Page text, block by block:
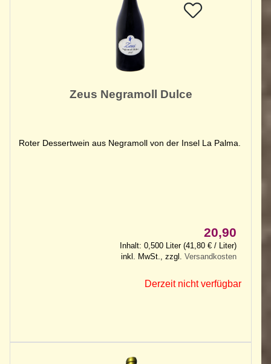
Zeus Negramoll Dulce
Roter Dessertwein aus Negramoll von der Insel La Palma.
20,90
Inhalt: 0,500 Liter (41,80 € / Liter)
inkl. MwSt., zzgl.Versandkosten
Derzeit nicht verfügbar